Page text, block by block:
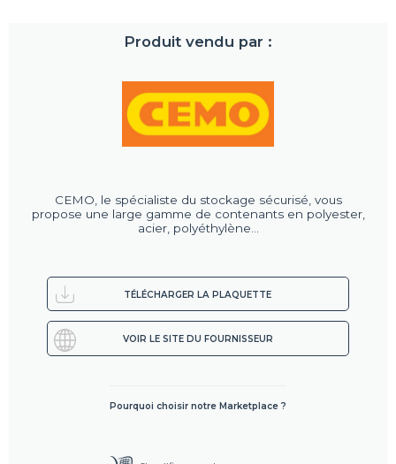
Produit vendu par :
CEMO, le spécialiste du stockage sécurisé, vous
propose une large gamme de contenants en polyester,
acier, polyéthylène...
TÉLÉCHARGER LA PLAQUETTE
VOIR LE SITE DU FOURNISSEUR
Pourquoi choisir notre Marketplace ?